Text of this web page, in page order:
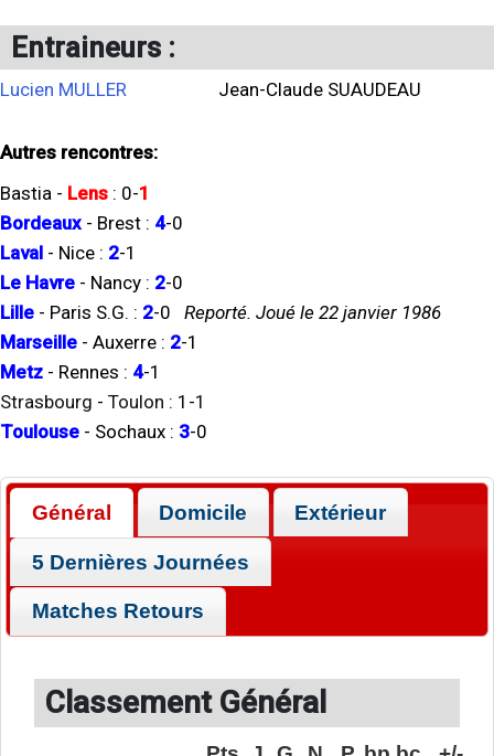
Entraineurs :
Lucien MULLER Jean-Claude SUAUDEAU
Autres rencontres:
Bastia - Lens : 0-1
Bordeaux - Brest : 4-0
Laval - Nice : 2-1
Le Havre - Nancy : 2-0
Lille - Paris S.G. : 2-0
Reporté. Joué le 22 janvier 1986
Marseille - Auxerre : 2-1
Metz - Rennes : 4-1
Strasbourg - Toulon : 1 -1
Toulouse - Sochaux : 3-0
Général Domicile Extérieur
5 Dernières Journées
Matches Retours
Classement Général